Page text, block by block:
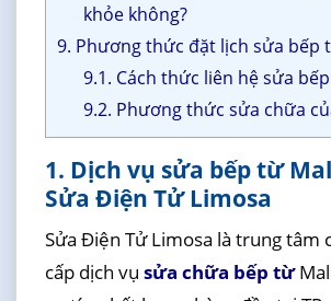
khỏe không?
9. Phương thức đặt lịch sửa bếp
9.1. Cách thức liên hệ sửa
9.2. Phương thức sửa chữa
1. Dịch vụ sửa bếp từ
Sửa Điện Tử Limosa
Sửa Điện Tử Limosa là trung tâm
cấp dịch vụ sửa chữa bếp từ